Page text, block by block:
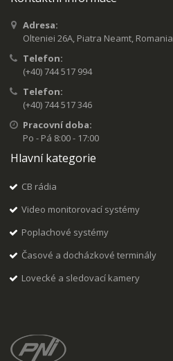
Adresa:
Olteniei 26A, Piatra Neamt, Romania
Telefon:
(+40) 744 517 994
Telefon:
(+40) 744 517 346
Pracovní doba:
Po - Pá 8:00 - 17:00
Hlavní kategorie
CB rádia
Video monitorovací systémy
Poplachové systémy
Časové a docházkové terminály
Lovecké a sledovací kamery